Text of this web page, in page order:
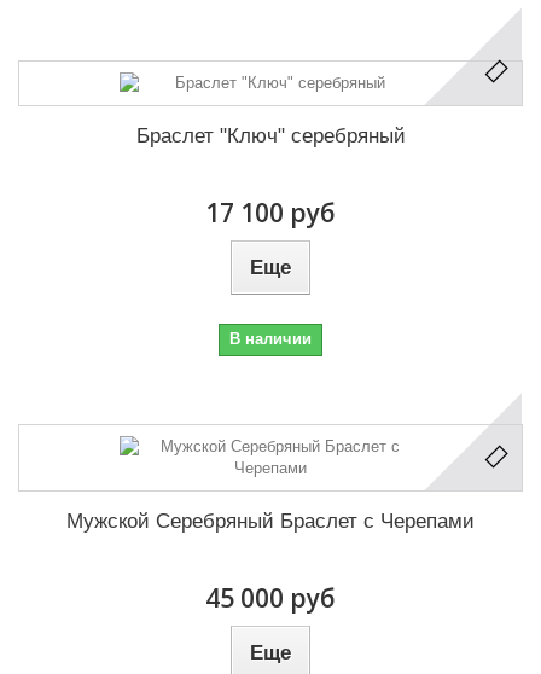
Браслет "Ключ" серебряный
17 100 руб
Еще
В наличии
Мужской Серебряный Браслет с Черепами
45 000 руб
Еще